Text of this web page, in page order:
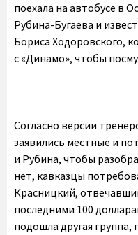
поехала на автобусе в
Рубина-Бугаева и
Бориса Ходоровского,
с «Динамо», чтобы
Согласно версии
заявились местные и
и Рубина, чтобы
нет, кавказцы
Красницкий,
последними 100
подошла другая